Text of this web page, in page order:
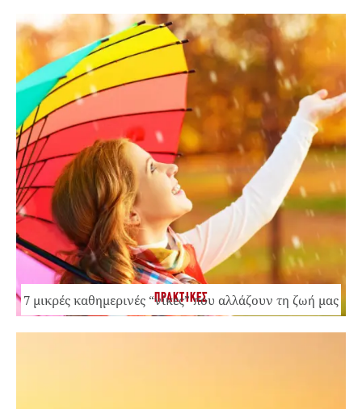
ΠΡΑΚΤΙΚΕΣ
7 μικρές καθημερινές “νίκες” που αλλάζουν τη ζωή μας